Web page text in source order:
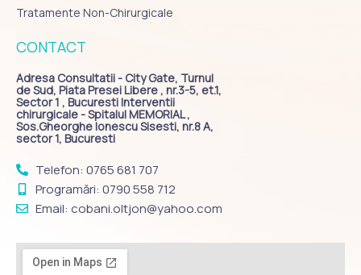
Tratamente Non-Chirurgicale
CONTACT
Adresa Consultatii - City Gate, Turnul
de Sud, Piata Presei Libere , nr.3-5, et.1,
Sector 1 , Bucuresti Interventii
chirurgicale - Spitalul MEMORIAL ,
Sos.Gheorghe Ionescu Sisesti, nr.8 A,
sector 1, Bucuresti
Telefon: 0765 681 707
Programări: 0790 558 712
Email: cobani.oltjon@yahoo.com